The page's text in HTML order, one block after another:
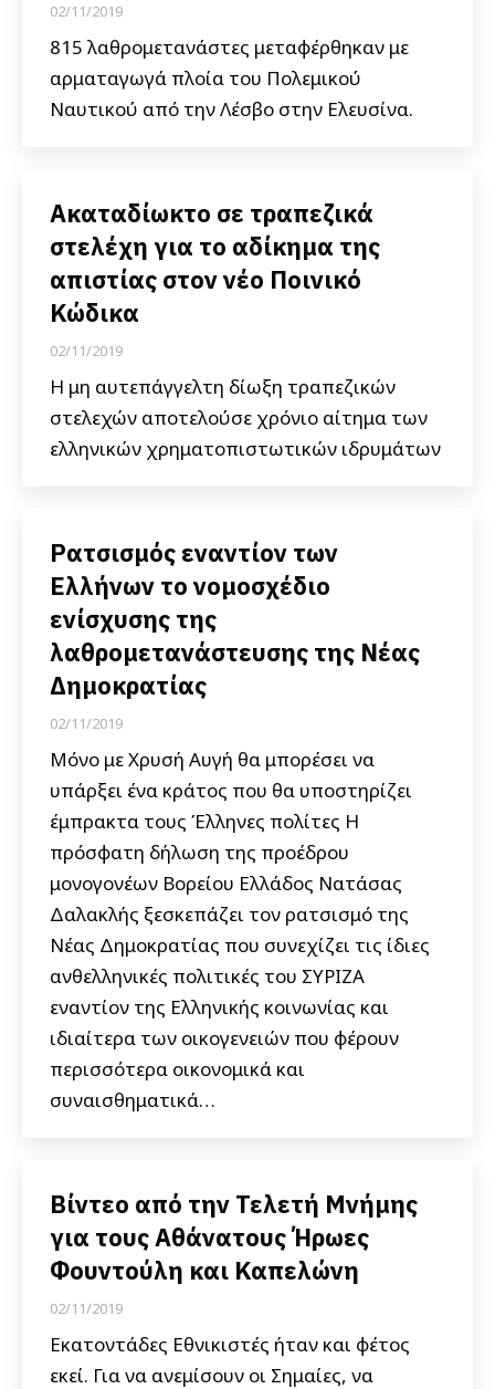
02/11/2019
815 λαθρομετανάστες μεταφέρθηκαν με
αρματαγωγά πλοία του Πολεμικού
Ναυτικού από την Λέσβο στην Ελευσίνα.
Ακαταδίωκτο σε τραπεζικά
στελέχη για το αδίκημα της
απιστίας στον νέο Ποινικό
Κώδικα
02/11/2019
Η μη αυτεπάγγελτη δίωξη τραπεζικών
στελεχών αποτελούσε χρόνιο αίτημα των
ελληνικών χρηματοπιστωτικών ιδρυμάτων
Ρατσισμός εναντίον των
Ελλήνων το νομοσχέδιο
ενίσχυσης της
λαθρομετανάστευσης της Νέας
Δημοκρατίας
02/11/2019
Μόνο με Χρυσή Αυγή θα μπορέσει να
υπάρξει ένα κράτος που θα υποστηρίζει
έμπρακτα τους Έλληνες πολίτες Η
πρόσφατη δήλωση της προέδρου
μονογονέων Βορείου Ελλάδος Νατάσας
Δαλακλής ξεσκεπάζει τον ρατσισμό της
Νέας Δημοκρατίας που συνεχίζει τις ίδιες
ανθελληνικές πολιτικές του ΣΥΡΙΖΑ
εναντίον της Ελληνικής κοινωνίας και
ιδιαίτερα των οικογενειών που φέρουν
περισσότερα οικονομικά και
συναισθηματικά…
Βίντεο από την Τελετή Μνήμης
για τους Αθάνατους Ήρωες
Φουντούλη και Καπελώνη
02/11/2019
Εκατοντάδες Εθνικιστές ήταν και φέτος
εκεί. Για να ανεμίσουν οι Σημαίες, να